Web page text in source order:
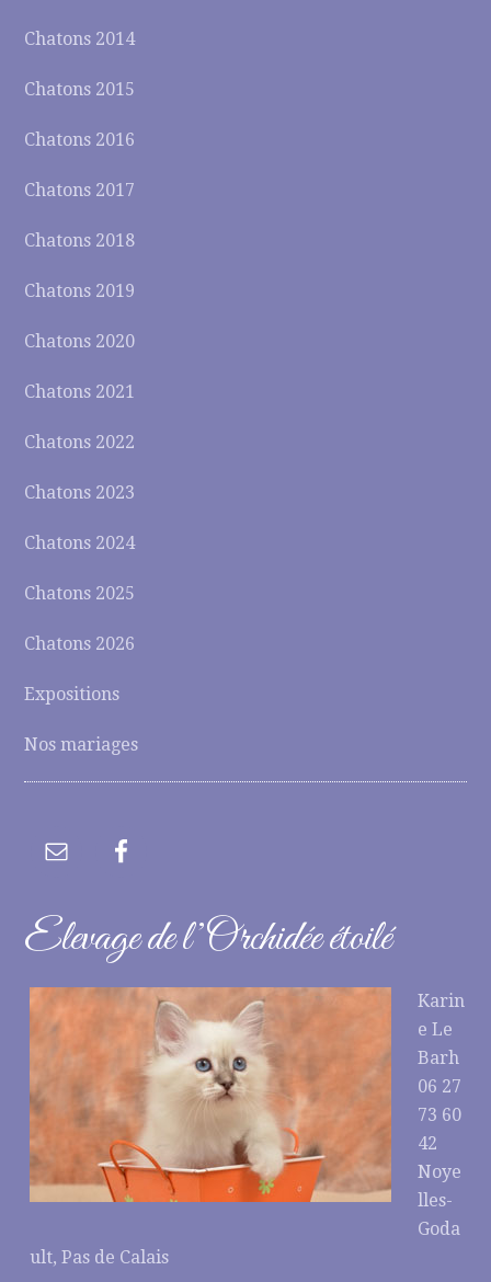
Chatons 2014
Chatons 2015
Chatons 2016
Chatons 2017
Chatons 2018
Chatons 2019
Chatons 2020
Chatons 2021
Chatons 2022
Chatons 2023
Chatons 2024
Chatons 2025
Chatons 2026
Expositions
Nos mariages
Elevage de l’Orchidée étoilé
Karin
e Le
Barh
06 27
73 60
42
Noye
lles-
Goda
ult, Pas de Calais